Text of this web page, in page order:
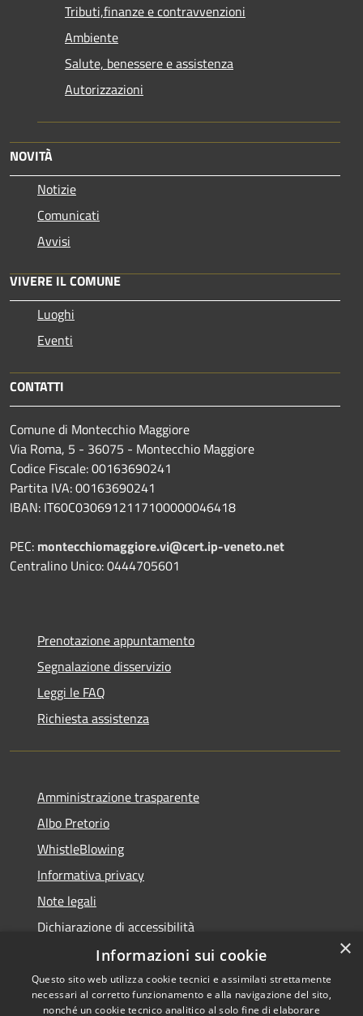
Tributi,finanze e contravvenzioni
Ambiente
Salute, benessere e assistenza
Autorizzazioni
NOVITÀ
Notizie
Comunicati
Avvisi
VIVERE IL COMUNE
Luoghi
Eventi
CONTATTI
Comune di Montecchio Maggiore
Via Roma, 5 - 36075 - Montecchio Maggiore
Codice Fiscale: 00163690241
Partita IVA: 00163690241
IBAN: IT60C0306912117100000046418
PEC: montecchiomaggiore.vi@cert.ip-veneto.net
Centralino Unico: 0444705601
Prenotazione appuntamento
Segnalazione disservizio
Leggi le FAQ
Richiesta assistenza
Amministrazione trasparente
Albo Pretorio
WhistleBlowing
Informativa privacy
Note legali
Dichiarazione di accessibilità
Copyright © 2026 • Città di
×
Informazioni sui cookie
Questo sito web utilizza cookie tecnici e assimilati strettamente
necessari al corretto funzionamento e alla navigazione del sito,
nonché un cookie tecnico analitico al solo fine di elaborare